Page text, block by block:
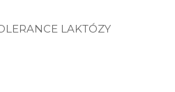
LAKTÓZY